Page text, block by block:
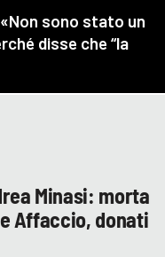
Minasi: morta
Affaccio, donati